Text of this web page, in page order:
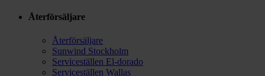
Återförsäljare
Återförsäljare
Sunwind Stockholm
Serviceställen El-dorado
Serviceställen Wallas